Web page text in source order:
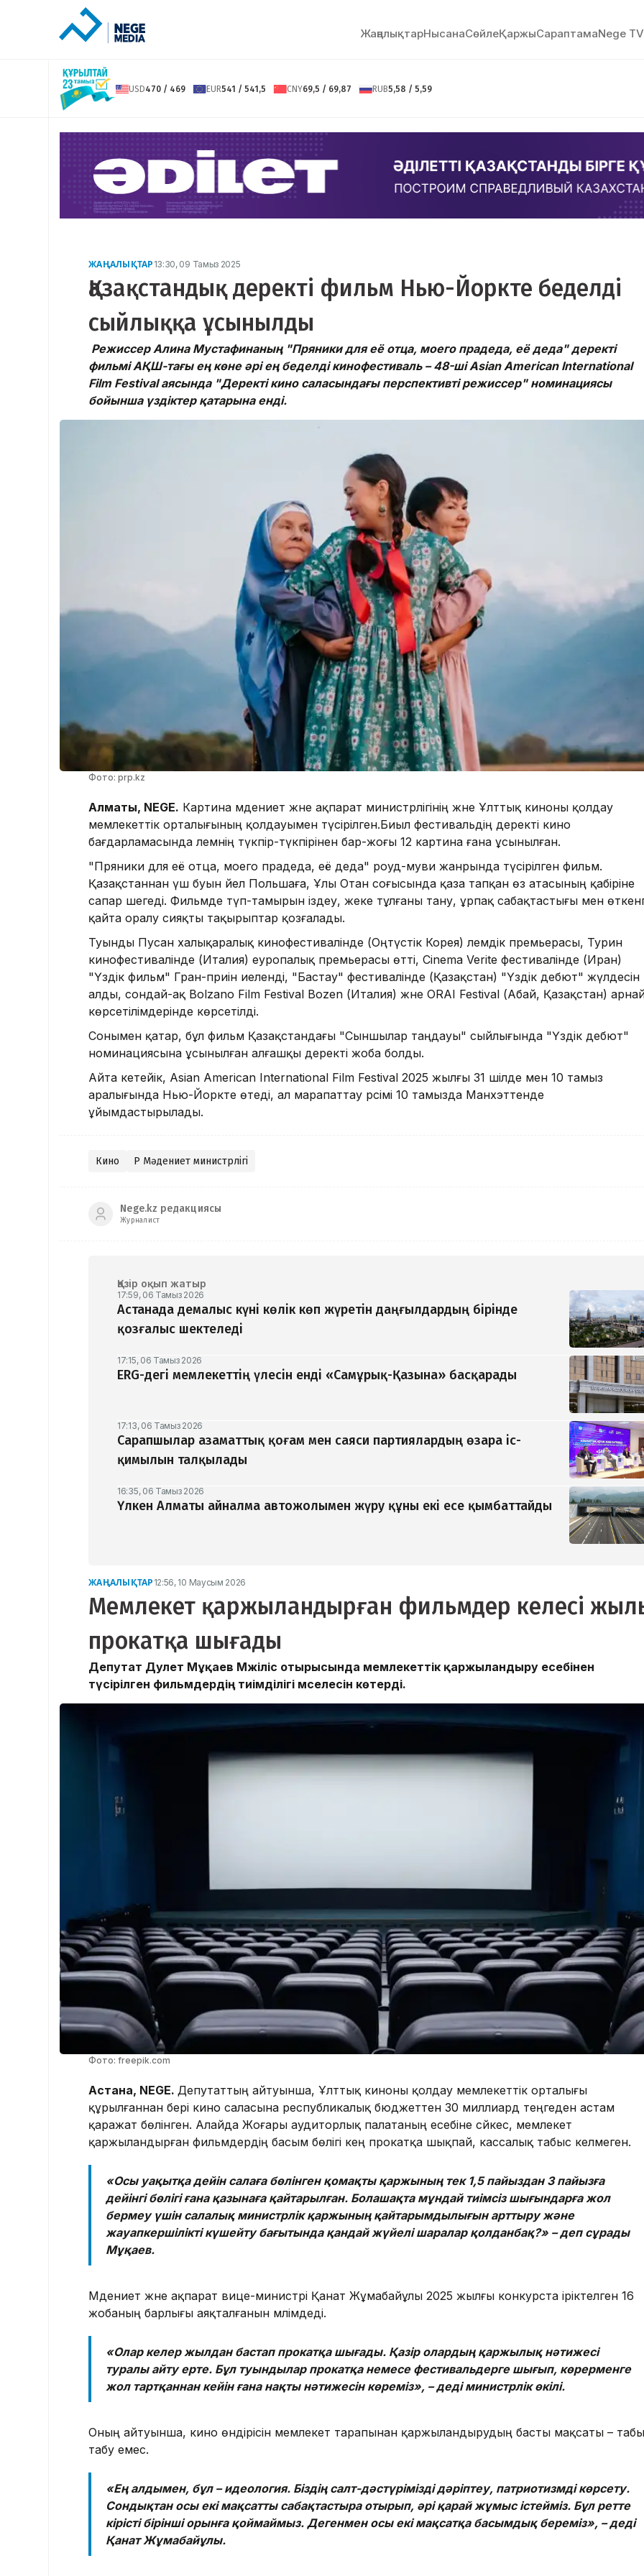
ЖаңалықтарНысанаСөйлeҚаржыСараптамаNege TV
USD470 / 469 EUR541 / 541,5 CNY69,5 / 69,87 RUB5,58 / 5,59
ЖАҢАЛЫҚТАР 13:30, 09 Тамыз 2025
Қазақстандық деректі фильм Нью-Йоркте беделді
сыйлыққа ұсынылды
Режиссер Алина Мустафинаның "Пряники для её отца, моего прадеда, её деда" деректі
фильмі АҚШ-тағы ең көне әрі ең беделді кинофестиваль – 48-ші Asian American International
Film Festival аясында "Деректі кино саласындағы перспективті режиссер" номинациясы
бойынша үздіктер қатарына енді.
Фото: prp.kz
Алматы, NEGE. Картина мәдениет және ақпарат министрлігінің және Ұлттық киноны қолдау
мемлекеттік орталығының қолдауымен түсірілген.Биыл фестивальдің деректі кино
бағдарламасында әлемнің түкпір-түкпірінен бар-жоғы 12 картина ғана ұсынылған.
"Пряники для её отца, моего прадеда, её деда" роуд-муви жанрында түсірілген фильм.
Қазақстаннан үш буын әйел Польшаға, Ұлы Отан соғысында қаза тапқан өз атасының қабіріне
сапар шегеді. Фильмде түп-тамырын іздеу, жеке тұлғаны тану, ұрпақ сабақтастығы мен
қайта оралу сияқты тақырыптар қозғалады.
Туынды Пусан халықаралық кинофестивалінде (Оңтүстік Корея) әлемдік премьерасы, Турин
кинофестивалінде (Италия) еуропалық премьерасы өтті, Cinema Verite фестивалінде (Иран)
"Үздік фильм" Гран-приін иеленді, "Бастау" фестивалінде (Қазақстан) "Үздік дебют" жүлдесін
алды, сондай-ақ Bolzano Film Festival Bozen (Италия) және ORAI Festival (Абай, Қазақстан)
көрсетілімдерінде көрсетілді.
Сонымен қатар, бұл фильм Қазақстандағы "Сыншылар таңдауы" сыйлығында "Үздік дебют"
номинациясына ұсынылған алғашқы деректі жоба болды.
Айта кетейік, Asian American International Film Festival 2025 жылғы 31 шілде мен 10 тамыз
аралығында Нью-Йоркте өтеді, ал марапаттау рәсімі 10 тамызда Манхэттенде
ұйымдастырылады.
Кино ҚР Мәдениет министрлігі
Nege.kz редакциясы
Журналист
Қазір оқып жатыр
17:59, 06 Тамыз 2026
Астанада демалыс күні көлік көп жүретін даңғылдардың бірінде
қозғалыс шектеледі
17:15, 06 Тамыз 2026
ERG-дегі мемлекеттің үлесін енді «Самұрық-Қазына» басқарады
17:13, 06 Тамыз 2026
Сарапшылар азаматтық қоғам мен саяси партиялардың өзара іс-
қимылын талқылады
16:35, 06 Тамыз 2026
Үлкен Алматы айналма автожолымен жүру құны екі есе қымбаттайды
ЖАҢАЛЫҚТАР 12:56, 10 Маусым 2026
Мемлекет қаржыландырған фильмдер келесі
прокатқа шығады
Депутат Дәулет Мұқаев Мәжіліс отырысында мемлекеттік қаржыландыру есебінен
түсірілген фильмдердің тиімділігі мәселесін көтерді.
Фото: freepik.com
Астана, NEGE. Депутаттың айтуынша, Ұлттық киноны қолдау мемлекеттік орталығы
құрылғаннан бері кино саласына республикалық бюджеттен 30 миллиард теңгеден астам
қаражат бөлінген. Алайда Жоғары аудиторлық палатаның есебіне сәйкес, мемлекет
қаржыландырған фильмдердің басым бөлігі кең прокатқа шықпай, кассалық табыс әкелмеген.
«Осы уақытқа дейін салаға бөлінген қомақты қаржының тек 1,5 пайыздан 3 пайызға
дейінгі бөлігі ғана қазынаға қайтарылған. Болашақта мұндай тиімсіз шығындарға жол
бермеу үшін салалық министрлік қаржының қайтарымдылығын арттыру және
жауапкершілікті күшейту бағытында қандай жүйелі шаралар қолданбақ?» – деп сұрады
Мұқаев.
Мәдениет және ақпарат вице-министрі Қанат Жұмабайұлы 2025 жылғы конкурста іріктелген 16
жобаның барлығы аяқталғанын мәлімдеді.
«Олар келер жылдан бастап прокатқа шығады. Қазір олардың қаржылық нәтижесі
туралы айту ерте. Бұл туындылар прокатқа немесе фестивальдерге шығып, көрерменге
жол тартқаннан кейін ғана нақты нәтижесін көреміз», – деді министрлік өкілі.
Оның айтуынша, кино өндірісін мемлекет тарапынан қаржыландырудың басты мақсаты –
табу емес.
«Ең алдымен, бұл – идеология. Біздің салт-дәстүрімізді дәріптеу, патриотизмді көрсету.
Сондықтан осы екі мақсатты сабақтастыра отырып, әрі қарай жұмыс істейміз. Бұл ретте
кірісті бірінші орынға қоймаймыз. Дегенмен осы екі мақсатқа басымдық береміз», – деді
Қанат Жұмабайұлы.